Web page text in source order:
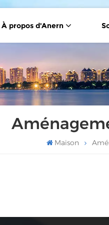
À propos d'Anern
Maison